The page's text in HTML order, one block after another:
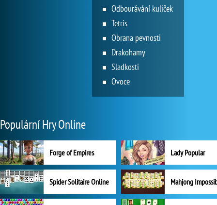
Odbourávání kuliček
Tetris
Obrana pevnosti
Drakohamy
Sladkosti
Ovoce
Populární Hry Online
Forge of Empires Lady Popular
Spider Solitaire Online Mahjong